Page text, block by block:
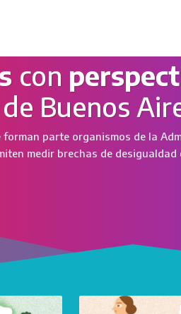
con
Buenos
parte organismos de la
medir brechas de desigualdad